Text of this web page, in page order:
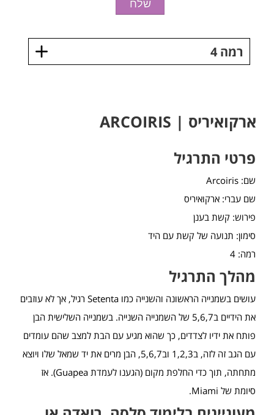
רמה 4
ארקואיריס | ARCOIRIS
פרטי התרגיל
שם: Arcoiris
שם עברי: ארקואיריס
פירוש: קשת בענן
סימון: תנועה של קשת עם היד
רמה: 4
מהלך התרגיל
עושים בשמנייה הראשונה והשנייה כמו Setenta רגיל, אך לא עוזבים
את הידיים ב5,6,7 של השמנייה השנייה. בשמנייה השלישית הבן
פותח את ידיו לצדדים, כך שהוא מגיע עם הבת למצב שהם עומדים
עם הגב זה לזה, ב1,2,3 וב5,6,7, הבן מרים את יד שמאל שלו ויוצא
מתחתה, תוך כדי החלפת מקום (הגענו לעמדת Guapea). אז
סיומת של Miami.